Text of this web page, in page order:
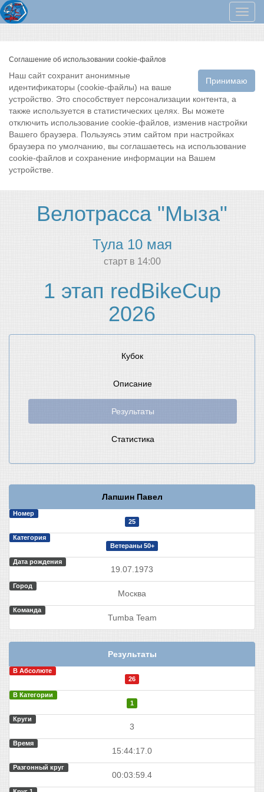
Меню
Соглашение об использовании cookie-файлов
Принимаю
Наш сайт сохранит анонимные
идентификаторы (cookie-файлы) на ваше
устройство. Это способствует персонализации контента, а
также используется в статистических целях. Вы можете
отключить использование cookie-файлов, изменив настройки
Вашего браузера. Пользуясь этим сайтом при настройках
браузера по умолчанию, вы соглашаетесь на использование
cookie-файлов и сохранение информации на Вашем
устройстве.
Велотрасса "Мыза"
Тула 10 мая
cтарт в 14:00
1 этап redBikeCup
2026
Кубок
Описание
Результаты
Статистика
Лапшин Павел
Номер
25
Категория
Ветераны 50+
Дата рождения
19.07.1973
Город
Москва
Команда
Tumba Team
Результаты
В Абсолюте
26
В Категории
1
Круги
3
Время
15:44:17.0
Разгонный круг
00:03:59.4